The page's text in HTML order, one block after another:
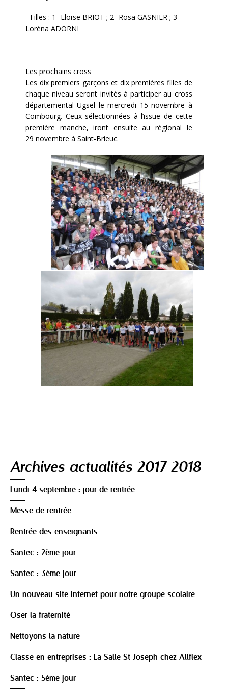
- Filles : 1- Eloïse BRIOT ; 2- Rosa GASNIER ; 3-
Loréna ADORNI
Les prochains cross
Les dix premiers garçons et dix premières filles de
chaque niveau seront invités à participer au cross
départemental Ugsel le mercredi 15 novembre à
Combourg. Ceux sélectionnées à l’issue de cette
première manche, iront ensuite au régional le
29 novembre à Saint-Brieuc.
Archives actualités 2017 2018
Lundi 4 septembre : jour de rentrée
Messe de rentrée
Rentrée des enseignants
Santec : 2ème jour
Santec : 3ème jour
Un nouveau site internet pour notre groupe scolaire
Oser la fraternité
Nettoyons la nature
Classe en entreprises : La Salle St Joseph chez Allflex
Santec : 5ème jour